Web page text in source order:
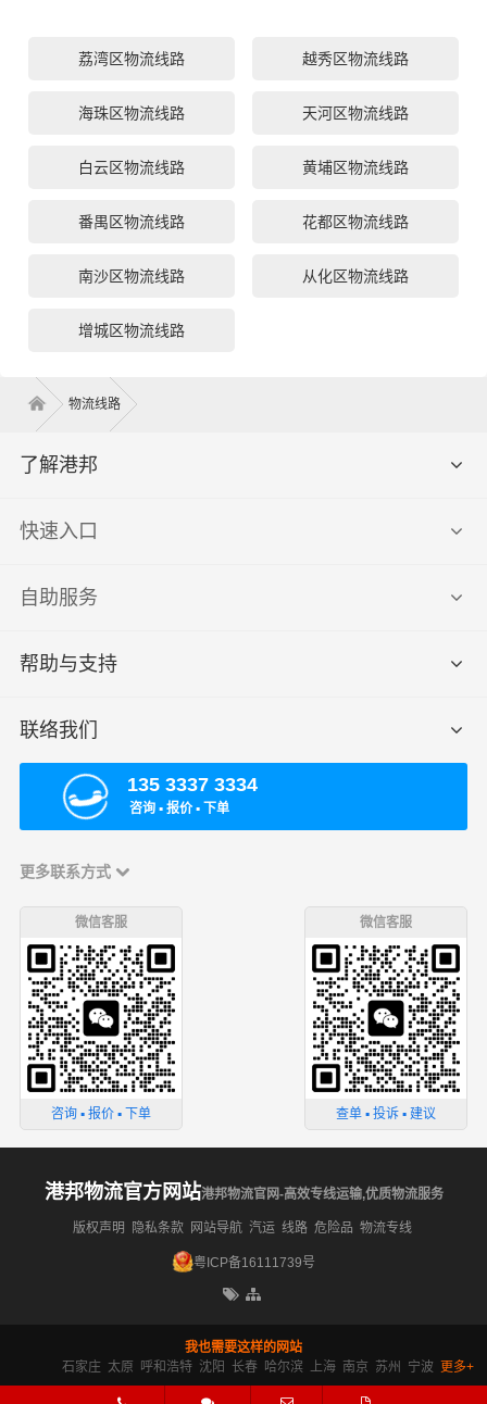
荔湾区物流线路 越秀区物流线路
海珠区物流线路 天河区物流线路
白云区物流线路 黄埔区物流线路
番禺区物流线路 花都区物流线路
南沙区物流线路 从化区物流线路
增城区物流线路
物流线路
了解港邦
快速入口
自助服务
帮助与支持
联络我们
135 3337 3334
咨询 ▪ 报价 ▪ 下单
更多联系方式
微信客服
咨询 ▪ 报价 ▪ 下单
微信客服
查单 ▪ 投诉 ▪ 建议
港邦物流官方网站港邦物流官网-高效专线运输,优质物流服务
版权声明 隐私条款 网站导航 汽运 线路 危险品 物流专线
粤ICP备16111739号
我也需要这样的网站
石家庄 太原 呼和浩特 沈阳 长春 哈尔滨 上海 南京 苏州 宁波 更多+